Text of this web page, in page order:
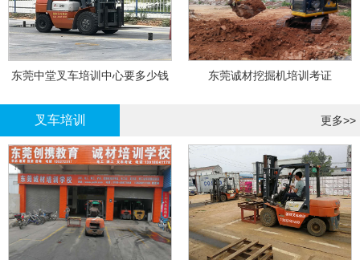
东莞中堂叉车培训中心要多少钱 东莞诚材挖掘机培训考证
叉车培训 更多>>